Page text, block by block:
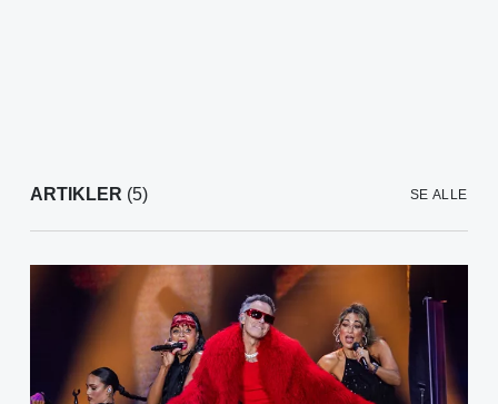
ARTIKLER (5) SE ALLE